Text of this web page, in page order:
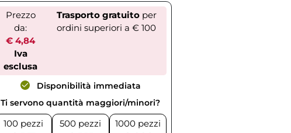
Prezzo
da:
€ 4,84
Iva
esclusa
Trasporto gratuitoper
ordini superiori a € 100
Disponibilità immediata
Ti servono quantità maggiori/minori?
100 pezzi
500 pezzi
1000 pezzi